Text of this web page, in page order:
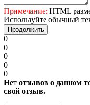
Примечание: HTML
Используйте обычный
Продолжить
0
0
0
0
0
Нет отзывов о данном
свой отзыв.